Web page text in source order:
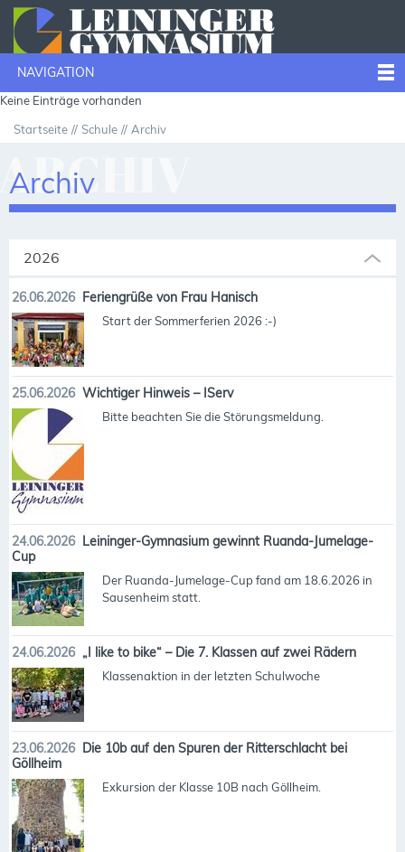
NAVIGATION
Keine Einträge vorhanden
Startseite Schule Archiv
Archiv
2026
26.06.2026 Feriengrüße von Frau Hanisch
Start der Sommerferien 2026 :-)
25.06.2026 Wichtiger Hinweis – IServ
Bitte beachten Sie die Störungsmeldung.
24.06.2026 Leininger-Gymnasium gewinnt Ruanda-Jumelage-
Cup
Der Ruanda-Jumelage-Cup fand am 18.6.2026 in
Sausenheim statt.
24.06.2026 „I like to bike“ – Die 7. Klassen auf zwei Rädern
Klassenaktion in der letzten Schulwoche
23.06.2026 Die 10b auf den Spuren der Ritterschlacht bei
Göllheim
Exkursion der Klasse 10B nach Göllheim.